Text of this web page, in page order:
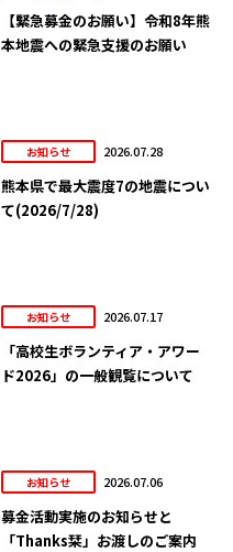
【緊急募金のお願い】令和8年熊
本地震への緊急支援のお願い
お知らせ 2026.07.28
熊本県で最大震度7の地震につい
て(2026/7/28)
お知らせ 2026.07.17
「高校生ボランティア・アワー
ド2026」の一般観覧について
お知らせ 2026.07.06
募金活動実施のお知らせと
「Thanks栞」お渡しのご案内